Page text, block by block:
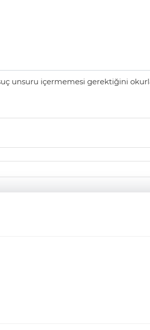
unsuru içermemesi gerektiğini